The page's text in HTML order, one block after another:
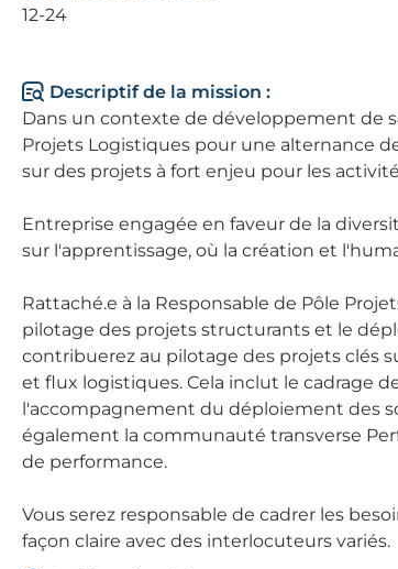
12-24
Descriptif de la mission :
Dans un contexte de développement de
Projets Logistiques pour une alternance
sur des projets à fort enjeu pour les
Entreprise engagée en faveur de la
sur l'apprentissage, où la création et
Rattaché.e à la Responsable de Pôle
pilotage des projets structurants et le
contribuerez au pilotage des projets clés
et flux logistiques. Cela inclut le cadrage
l'accompagnement du déploiement des
également la communauté transverse
de performance.
Vous serez responsable de cadrer les
façon claire avec des interlocuteurs variés.